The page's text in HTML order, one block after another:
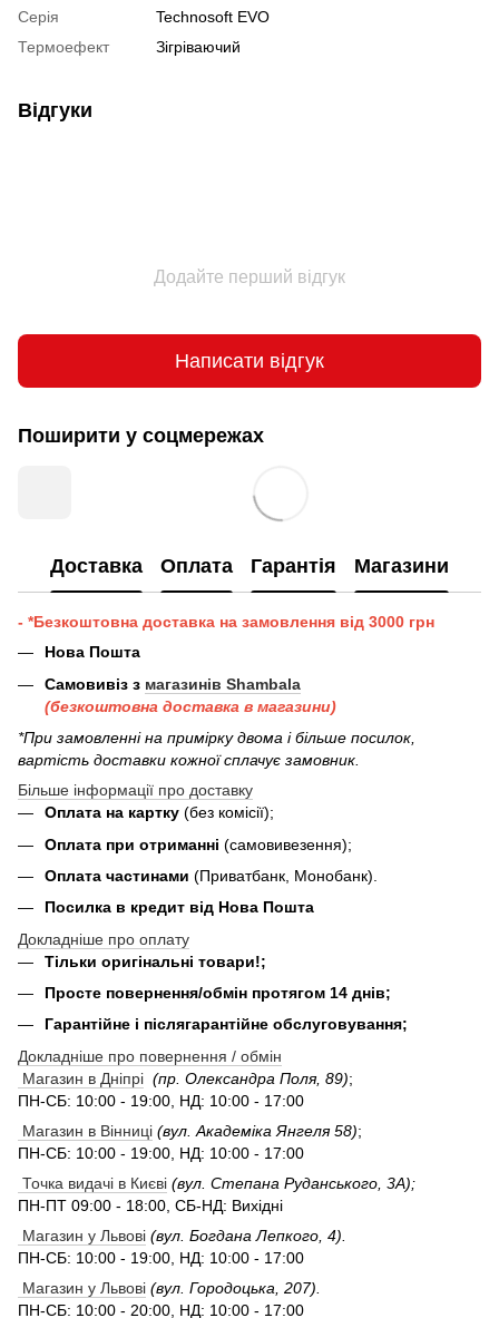
Серія
Technosoft EVO
Термоефект
Зігріваючий
Відгуки
Додайте перший відгук
Написати відгук
Поширити у соцмережах
Доставка Оплата Гарантія Магазини
- *Безкоштовна доставка на замовлення від 3000 грн
Нова Пошта
Самовивіз з магазинів Shambala
(безкоштовна доставка в магазини)
*При замовленні на примірку двома і більше посилок,
вартість доставки кожної сплачує замовник.
Більше інформації про доставку
Оплата на картку (без комісії);
Оплата при отриманні (самовивезення);
Оплата частинами (Приватбанк, Монобанк).
Посилка в кредит від Нова Пошта
Докладніше про оплату
Тільки оригінальні товари!;
Просте повернення/обмін протягом 14 днів;
Гарантійне і післягарантійне обслуговування;
Докладніше про повернення / обмін
Магазин в Дніпрі (пр. Олександра Поля, 89);
ПН-СБ: 10:00 - 19:00, НД: 10:00 - 17:00
Магазин в Вінниці (вул. Академіка Янгеля 58);
ПН-СБ: 10:00 - 19:00, НД: 10:00 - 17:00
Точка видачі в Києві (вул. Степана Руданського, 3А);
ПН-ПТ 09:00 - 18:00, СБ-НД: Вихідні
Магазин у Львові (вул. Богдана Лепкого, 4).
ПН-СБ: 10:00 - 19:00, НД: 10:00 - 17:00
Магазин у Львові (вул. Городоцька, 207).
ПН-СБ: 10:00 - 20:00, НД: 10:00 - 17:00